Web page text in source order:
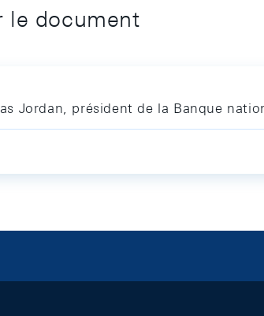
le document
Jordan, président de la Banque